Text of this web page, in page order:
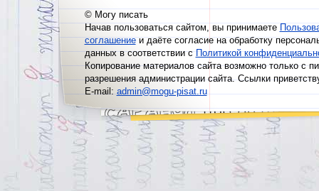
© Могу писать
Начав пользоваться сайтом, вы принимаете
соглашениеи даёте согласие на обработку
данных в соответствии сПолитикой
Копирование материалов сайта возможно только с
разрешения администрации сайта. Ссылки
E-mail:admin@mogu-pisat.ru